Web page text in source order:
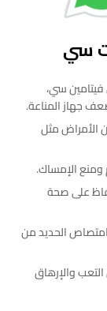
سي
سي،
جهاز المناعة.
الأمراض مثل
الإمساك.
على صحة
الحديد من
والإرهاق